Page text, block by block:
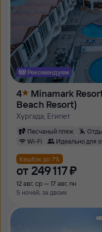
Рекомендуем
4
Minamark
Beach Resort)
Хургада, Египет
Песчаный пляж
Wi-Fi
Идеально для
Кешбэк до 7%
от 249 ⁠117 ⁠₽
12 авг, ср — 17 авг, пн
5 ночей, за двоих